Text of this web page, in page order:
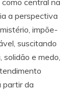
a perspectiva
impõe-
suscitando
e medo,
partir da